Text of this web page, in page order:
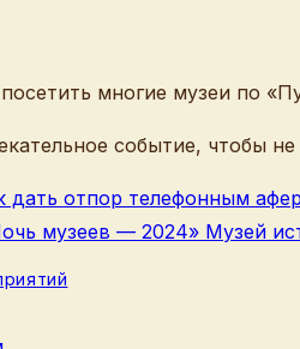
многие музеи по
событие, чтобы
дать отпор телефонным
музеев — 2024» Музей